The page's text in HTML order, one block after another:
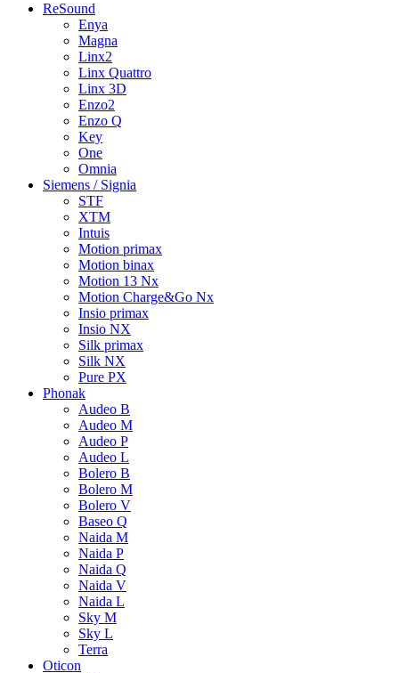
ReSound
Enya
Magna
Linx2
Linx Quattro
Linx 3D
Enzo2
Enzo Q
Key
One
Omnia
Siemens / Signia
STF
XTM
Intuis
Motion primax
Motion binax
Motion 13 Nx
Motion Charge&Go Nx
Insio primax
Insio NX
Silk primax
Silk NX
Pure PX
Phonak
Audeo B
Audeo M
Audeo P
Audeo L
Bolero B
Bolero M
Bolero V
Baseo Q
Naida M
Naida P
Naida Q
Naida V
Naida L
Sky M
Sky L
Terra
Oticon